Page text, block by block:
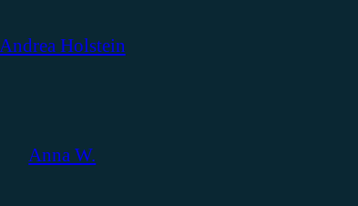
Andrea Holstein
Anna W.